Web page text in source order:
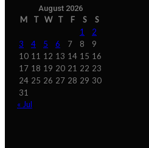
August 2026
M T W T F S
S
1
2
3
4 5 6 7 8
9
10 11 12 13 14 15 16
17 18 19 20 21 22 23
24 25 26 27 28 29 30
31
« Jul